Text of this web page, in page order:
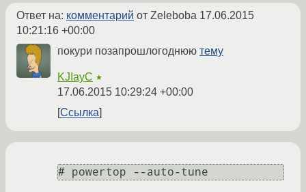
Ответ на: комментарий от Zeleboba 17.06.2015
10:21:16 +00:00
покури позапрошлогоднюю тему
KJIayC ★
17.06.2015 10:29:24 +00:00
Ссылка